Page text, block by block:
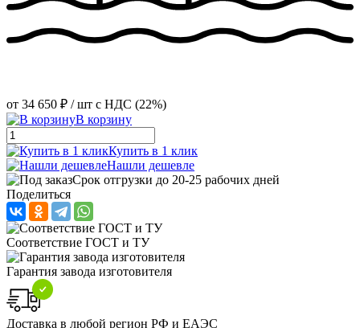
от 34 650 ₽ / шт с НДС (22%)
В корзину
Купить в 1 клик
Нашли дешевле
Срок отгрузки до 20-25 рабочих дней
Поделиться
Соответствие ГОСТ и ТУ
Гарантия завода изготовителя
Доставка в любой регион РФ и ЕАЭС